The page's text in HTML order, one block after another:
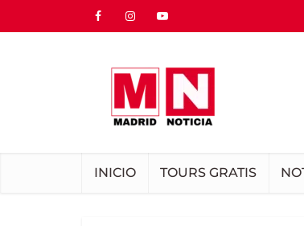
INICIO TOURS GRATIS